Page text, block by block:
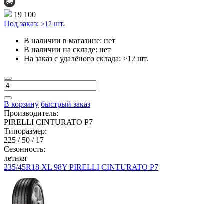
19 100
Под заказ: >12 шт.
В наличии в магазине: нет
В наличии на складе: нет
На заказ с удалёного склада: >12 шт.
В корзину быстрый заказ
Производитель:
PIRELLI CINTURATO P7
Типоразмер:
225 / 50 / 17
Сезонность:
летняя
235/45R18 XL 98Y PIRELLI CINTURATO P7